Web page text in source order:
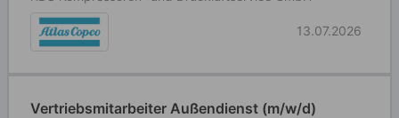
13.07.2026
Vertriebsmitarbeiter Außendienst (m/w/d)